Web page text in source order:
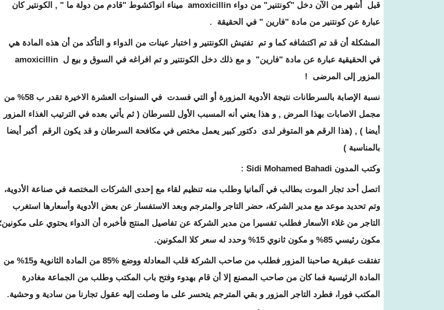
قبل أشهر من الآن دخل "كونتنير" من دواء amoxicillin ميناء انواكشوط "قادم من دولة ما " , الكونتير كان
عبارة عن كونتنير من مادة "فارين " في الحقيقة .
المشكلة أن قد تم اكتشافه كما و تم تفتيش الكونتنير و اختبار عينات من الدواء و التأكد من أن هذه المادة هي
في الحقيقية عبارة عن مادة "فارين" و مع ذلك دخل الكونتنير و تم افراغه في السوق و بيع ل amoxicillin
المزور إلى المرضى !
نسبة الإصابة بالسرطانات نتيجة الأدوية المزورة أو التي فسدت في السنوات العشرة الاخيرة تقدر ب 58% من
مجمل الاصابات بهذا المرض , و هذا يعني أنه المسبب الأول للسرطان ( ثم يأتي بعده في الترتيب الغذاء المزور
أيضا ) , (هذا الرقم هو المتوفر لدى دكتور كبير يعمل مختص في مكافحة السرطان و قد يكون الرقم أكبر أيضا
بالمناسبة )
وكتب المدون Sidi Mohamed Bahadi :
اتصل أحد تجار الموت بطالب في آلمانيا وطلب منه تنظيم لقاء مع إحدى الشركات المختصة في صناعة الأدوية،
وتم تحديد موعد مع مدير الشركة، حضر التاجر والمترجم وبعد الاستفسار عن بعض الأدوية وأسعارها استغرب
التاجر من غلاء الأسعار فطلب تفسيرا من مدير الشركة عن تفاصيل المنتج فأخبره أن الدواء يحتوي على مكونين؛
مكون رئيسي 85% و مكون ثانوي 15% وحدد له سعر كلا المكونين.
تفتقت عبقرية صاحبنا المزور فطلب من صاحب الشركة قلب المعادلة ووضع %85 من المادة الثانوية و15% من
المادة الرئيسية فما كان من صاحب المصنع إلا أن قام بهدوء وفتح باب المكتب وطلب من الجماعة مغادرة
المكتب فورا، فطرد التاجر المزور و بقي المترجم يتحسر على ما وصلت إليه عقول تجارنا من سادية و وحشية.